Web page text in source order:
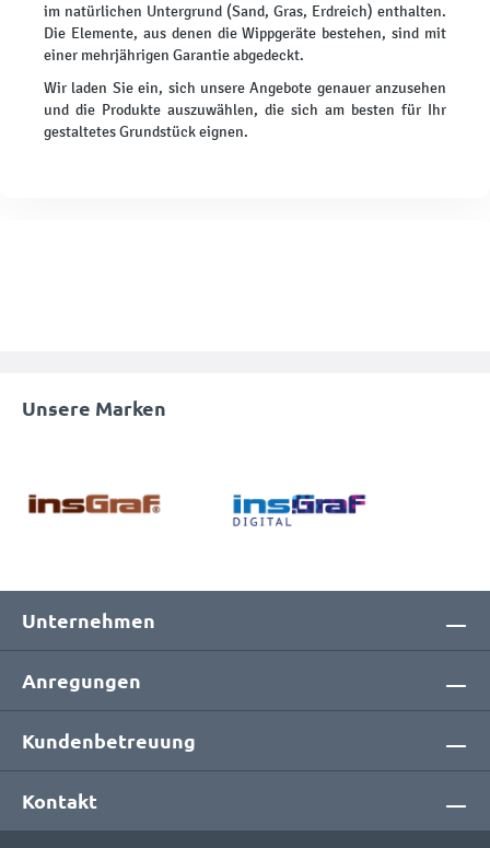
im natürlichen Untergrund (Sand, Gras, Erdreich) enthalten.
Die Elemente, aus denen die Wippgeräte bestehen, sind mit
einer mehrjährigen Garantie abgedeckt.
Wir laden Sie ein, sich unsere Angebote genauer anzusehen
und die Produkte auszuwählen, die sich am besten für Ihr
gestaltetes Grundstück eignen.
Unsere Marken
Unternehmen
Anregungen
Kundenbetreuung
Kontakt